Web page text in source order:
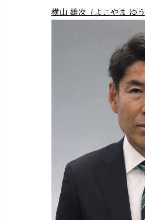
横山 雄次（よこやま ゆ